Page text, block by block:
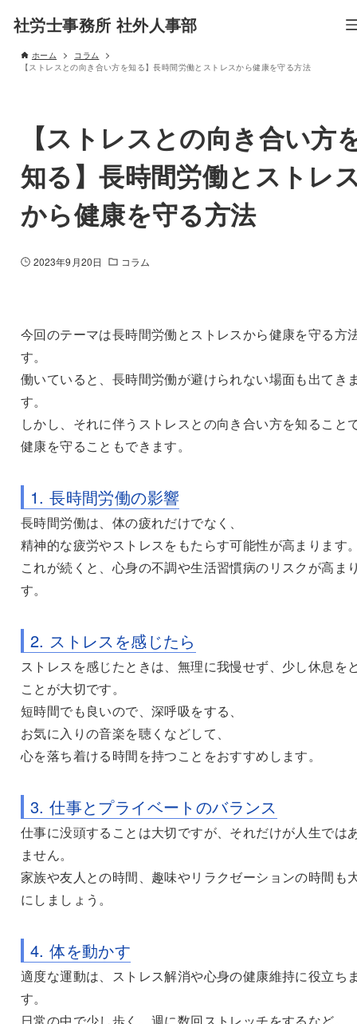
社労士事務所 社外人事部
ホーム
コラム
【ストレスとの向き合い方を知る】長時間労働とストレスから健康を守る方法
【ストレスとの向き合い方
知る】長時間労働とストレ
から健康を守る方法
2023年9月20日 コラム
今回のテーマは長時間労働とストレスから健康を守る方
す。
働いていると、長時間労働が避けられない場面も出てき
す。
しかし、それに伴うストレスとの向き合い方を知ること
健康を守ることもできます。
1. 長時間労働の影響
長時間労働は、体の疲れだけでなく、
精神的な疲労やストレスをもたらす可能性が高まります
これが続くと、心身の不調や生活習慣病のリスクが高ま
す。
2. ストレスを感じたら
ストレスを感じたときは、無理に我慢せず、少し休息を
ことが大切です。
短時間でも良いので、深呼吸をする、
お気に入りの音楽を聴くなどして、
心を落ち着ける時間を持つことをおすすめします。
3. 仕事とプライベートのバランス
仕事に没頭することは大切ですが、それだけが人生では
ません。
家族や友人との時間、趣味やリラクゼーションの時間も
にしましょう。
4. 体を動かす
適度な運動は、ストレス解消や心身の健康維持に役立ち
す。
日常の中で少し歩く、週に数回ストレッチをするなど、